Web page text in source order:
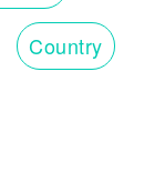
Country